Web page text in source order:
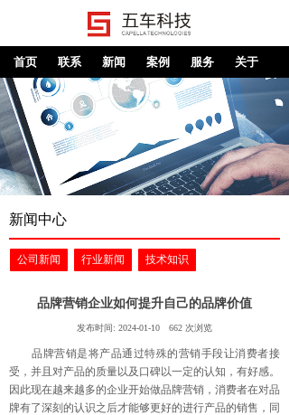
首页 联系 新闻 案例 服务 关于
新闻中心
公司新闻 行业新闻 技术知识
品牌营销企业如何提升自己的品牌价值
发布时间: 2024-01-10 662 次浏览
品牌营销是将产品通过特殊的营销手段让消费者接
受，并且对产品的质量以及口碑以一定的认知，有好感。
因此现在越来越多的企业开始做品牌营销，消费者在对品
牌有了深刻的认识之后才能够更好的进行产品的销售，同